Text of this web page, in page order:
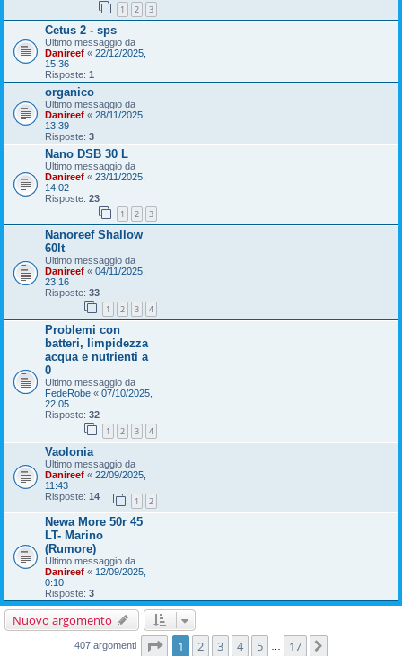
1 2 3
Cetus 2 - sps
Ultimo messaggio da
Danireef « 22/12/2025,
15:36
Risposte: 1
organico
Ultimo messaggio da
Danireef « 28/11/2025,
13:39
Risposte: 3
Nano DSB 30 L
Ultimo messaggio da
Danireef « 23/11/2025,
14:02
Risposte: 23
1 2 3
Nanoreef Shallow
60lt
Ultimo messaggio da
Danireef « 04/11/2025,
23:16
Risposte: 33
1 2 3 4
Problemi con
batteri, limpidezza
acqua e nutrienti a
0
Ultimo messaggio da
FedeRobe « 07/10/2025,
22:05
Risposte: 32
1 2 3 4
Vaolonia
Ultimo messaggio da
Danireef « 22/09/2025,
11:43
Risposte: 14 1 2
Newa More 50r 45
LT- Marino
(Rumore)
Ultimo messaggio da
Danireef « 12/09/2025,
0:10
Risposte: 3
Nuovo argomento
407 argomenti Pagina1 di
1 2 3 4 5 17